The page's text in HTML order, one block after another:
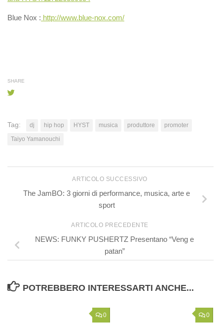
Blue Nox : http://www.blue-nox.com/
SHARE
Tag: dj hip hop HYST musica produttore
promoter
Taiyo Yamanouchi
ARTICOLO SUCCESSIVO
The JamBO: 3 giorni di performance, musica, arte e
sport
ARTICOLO PRECEDENTE
NEWS: FUNKY PUSHERTZ Presentano “Veng e
patan”
POTREBBERO INTERESSARTI ANCHE...
0 0